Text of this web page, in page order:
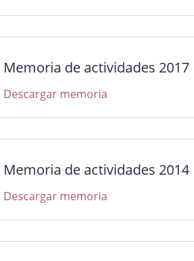
Memoria de actividades 2017
Descargar memoria
Memoria de actividades 2014
Descargar memoria